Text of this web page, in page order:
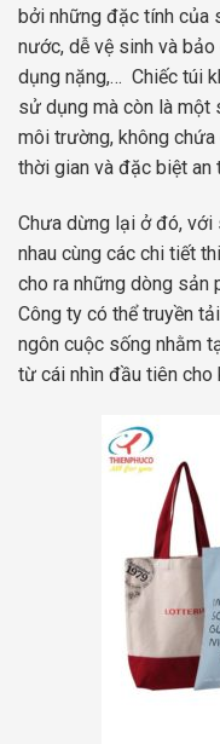
bởi những đặc tính của
nước, dễ vệ sinh và
dụng nặng,… Chiếc túi
sử dụng mà còn là một
môi trường, không
thời gian và đặc biệt
Chưa dừng lại ở đó, với
nhau cùng các chi tiết
cho ra những dòng sản
Công ty có thể truyền
ngôn cuộc sống nhằm
từ cái nhìn đầu tiên cho